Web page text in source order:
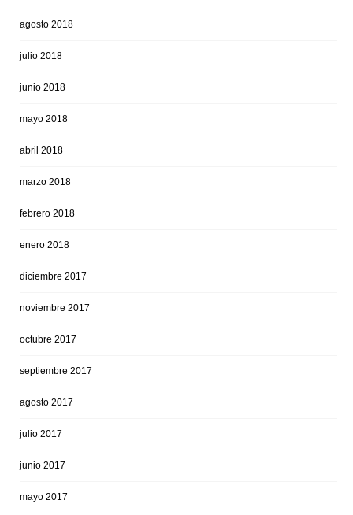
agosto 2018
julio 2018
junio 2018
mayo 2018
abril 2018
marzo 2018
febrero 2018
enero 2018
diciembre 2017
noviembre 2017
octubre 2017
septiembre 2017
agosto 2017
julio 2017
junio 2017
mayo 2017